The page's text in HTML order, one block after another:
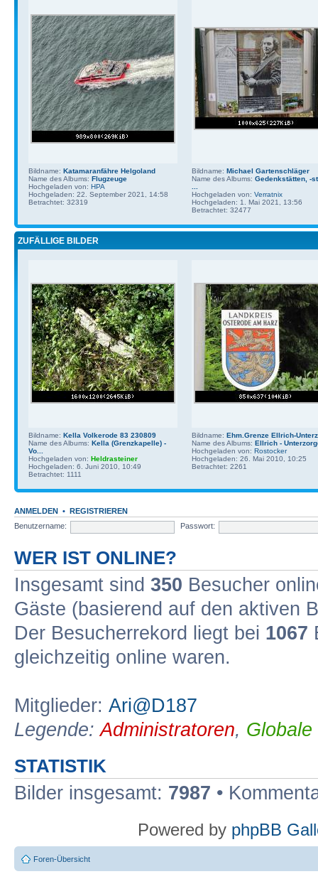
Bildname: Katamaranfähre Helgoland
Name des Albums: Flugzeuge
Hochgeladen von: HPA
Hochgeladen: 22. September 2021, 14:58
Betrachtet: 32319
Bildname: Michael Gartenschläger
Name des Albums: Gedenkstätten, -
Hochgeladen von: Verratnix
Hochgeladen: 1. Mai 2021, 13:56
Betrachtet: 32477
ZUFÄLLIGE BILDER
Bildname: Kella Volkerode 83 230809
Name des Albums: Kella (Grenzkapelle) -
Vo...
Hochgeladen von: Heldrasteiner
Hochgeladen: 6. Juni 2010, 10:49
Betrachtet: 1111
Bildname: Ehm.Grenze Ellrich-
Name des Albums: Ellrich -
Hochgeladen von: Rostocker
Hochgeladen: 26. Mai 2010, 10:25
Betrachtet: 2261
ANMELDEN • REGISTRIEREN
Benutzername:
Passwort:
WER IST ONLINE?
Insgesamt sind 350 Besucher
Gäste (basierend auf den aktiven
Der Besucherrekord liegt bei 1067
gleichzeitig online waren.
Mitglieder: Ari@D187
Legende:Administratoren,
STATISTIK
Bilder insgesamt: 7987 •
Powered by phpBB
Foren-Übersicht